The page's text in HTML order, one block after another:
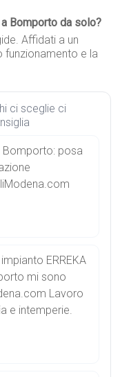
Bomporto da solo?
Affidati a un
funzionamento e la
ci sceglie ci
Bomporto: posa
ERREKA
mi sono
Lavoro
e intemperie.